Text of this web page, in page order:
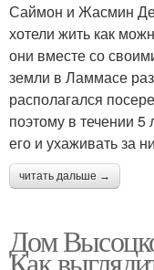
Саймон и Жасмин
хотели жить как
они вместе со
земли в Ламмасе
располагался
поэтому в течении
его и ухаживать за
читать дальше →
Дом